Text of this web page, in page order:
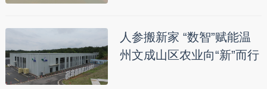
人参搬新家 “数智”赋能温
州文成山区农业向“新”而行